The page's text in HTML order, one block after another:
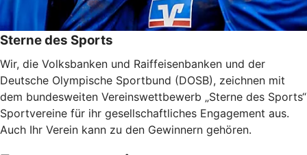
Sterne des Sports
Wir, die Volksbanken und Raiffeisenbanken und der
Deutsche Olympische Sportbund (DOSB), zeichnen mit
dem bundesweiten Vereinswettbewerb „Sterne des Sports“
Sportvereine für ihr gesellschaftliches Engagement aus.
Auch Ihr Verein kann zu den Gewinnern gehören.